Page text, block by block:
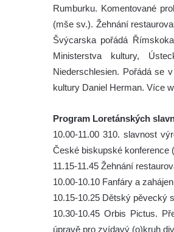
Rumburku. Komentované
(mše sv.). Žehnání
Švýcarska pořádá
Ministerstva kultury,
Niederschlesien. Pořádá se
kultury Daniel Herman. Více
Program Loretánských
10.00-11.00 310. slavnost
České biskupské konference
11.15-11.45 Žehnání
10.00-10.10 Fanfáry a
10.15-10.25 Dětský pěvecký
10.30-10.45 Orbis Pictus.
úpravě pro zvídavý (o)kruh